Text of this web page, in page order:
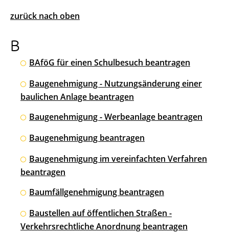
zurück nach oben
B
BAföG für einen Schulbesuch beantragen
Baugenehmigung - Nutzungsänderung einer
baulichen Anlage beantragen
Baugenehmigung - Werbeanlage beantragen
Baugenehmigung beantragen
Baugenehmigung im vereinfachten Verfahren
beantragen
Baumfällgenehmigung beantragen
Baustellen auf öffentlichen Straßen -
Verkehrsrechtliche Anordnung beantragen